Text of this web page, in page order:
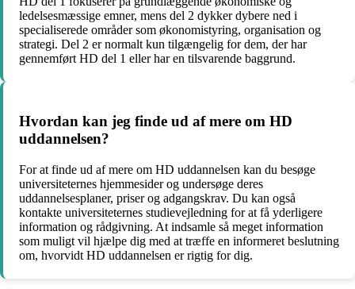
ledelsesmæssige emner, mens del 2 dykker dybere ned i
specialiserede områder som økonomistyring, organisation og
strategi. Del 2 er normalt kun tilgængelig for dem, der har
gennemført HD del 1 eller har en tilsvarende baggrund.
Hvordan kan jeg finde ud af mere om HD
uddannelsen?
For at finde ud af mere om HD uddannelsen kan du besøge
universiteternes hjemmesider og undersøge deres
uddannelsesplaner, priser og adgangskrav. Du kan også
kontakte universiteternes studievejledning for at få yderligere
information og rådgivning. At indsamle så meget information
som muligt vil hjælpe dig med at træffe en informeret beslutning
om, hvorvidt HD uddannelsen er rigtig for dig.